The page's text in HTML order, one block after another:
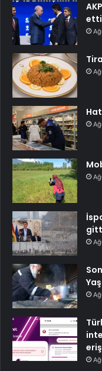
etti